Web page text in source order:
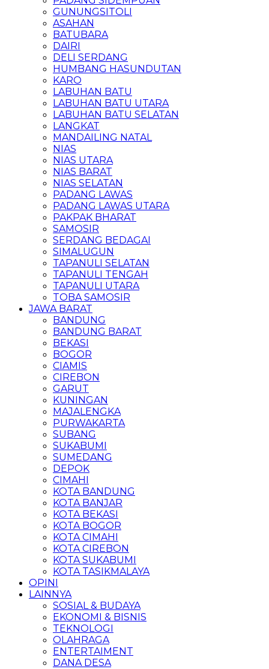
GUNUNGSITOLI
ASAHAN
BATUBARA
DAIRI
DELI SERDANG
HUMBANG HASUNDUTAN
KARO
LABUHAN BATU
LABUHAN BATU UTARA
LABUHAN BATU SELATAN
LANGKAT
MANDAILING NATAL
NIAS
NIAS UTARA
NIAS BARAT
NIAS SELATAN
PADANG LAWAS
PADANG LAWAS UTARA
PAKPAK BHARAT
SAMOSIR
SERDANG BEDAGAI
SIMALUGUN
TAPANULI SELATAN
TAPANULI TENGAH
TAPANULI UTARA
TOBA SAMOSIR
JAWA BARAT
BANDUNG
BANDUNG BARAT
BEKASI
BOGOR
CIAMIS
CIREBON
GARUT
KUNINGAN
MAJALENGKA
PURWAKARTA
SUBANG
SUKABUMI
SUMEDANG
DEPOK
CIMAHI
KOTA BANDUNG
KOTA BANJAR
KOTA BEKASI
KOTA BOGOR
KOTA CIMAHI
KOTA CIREBON
KOTA SUKABUMI
KOTA TASIKMALAYA
OPINI
LAINNYA
SOSIAL & BUDAYA
EKONOMI & BISNIS
TEKNOLOGI
OLAHRAGA
ENTERTAIMENT
DANA DESA